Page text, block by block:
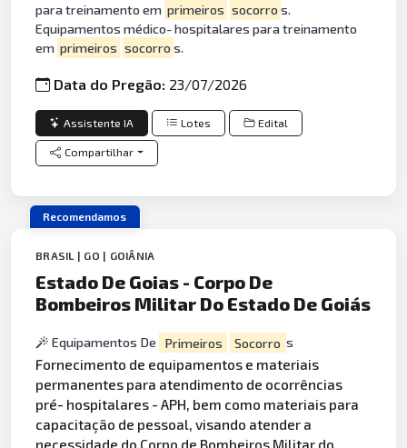
para treinamento em primeiros socorro s.
Equipamentos médico- hospitalares para treinamento
em primeiros socorro s.
Data do Pregão: 23/07/2026
Assistente IA Lotes Edital
Compartilhar
Recomendamos
BRASIL | GO | GOIÂNIA
Estado De Goias - Corpo De
Bombeiros Militar Do Estado De Goiás
Equipamentos De Primeiros Socorro s
Fornecimento de equipamentos e materiais
permanentes para atendimento de ocorrências
pré- hospitalares - APH, bem como materiais para
capacitação de pessoal, visando atender a
necessidade do Corpo de Bombeiros Militar do